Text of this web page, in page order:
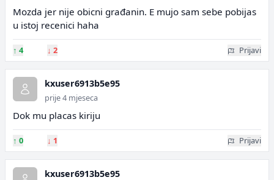
Mozda jer nije obicni građanin. E mujo sam sebe pobijas
u istoj recenici haha
↑ 4 ↓ 2 Prijavi
kxuser6913b5e95
prije 4 mjeseca
Dok mu placas kiriju
↑ 0 ↓ 1 Prijavi
kxuser6913b5e95